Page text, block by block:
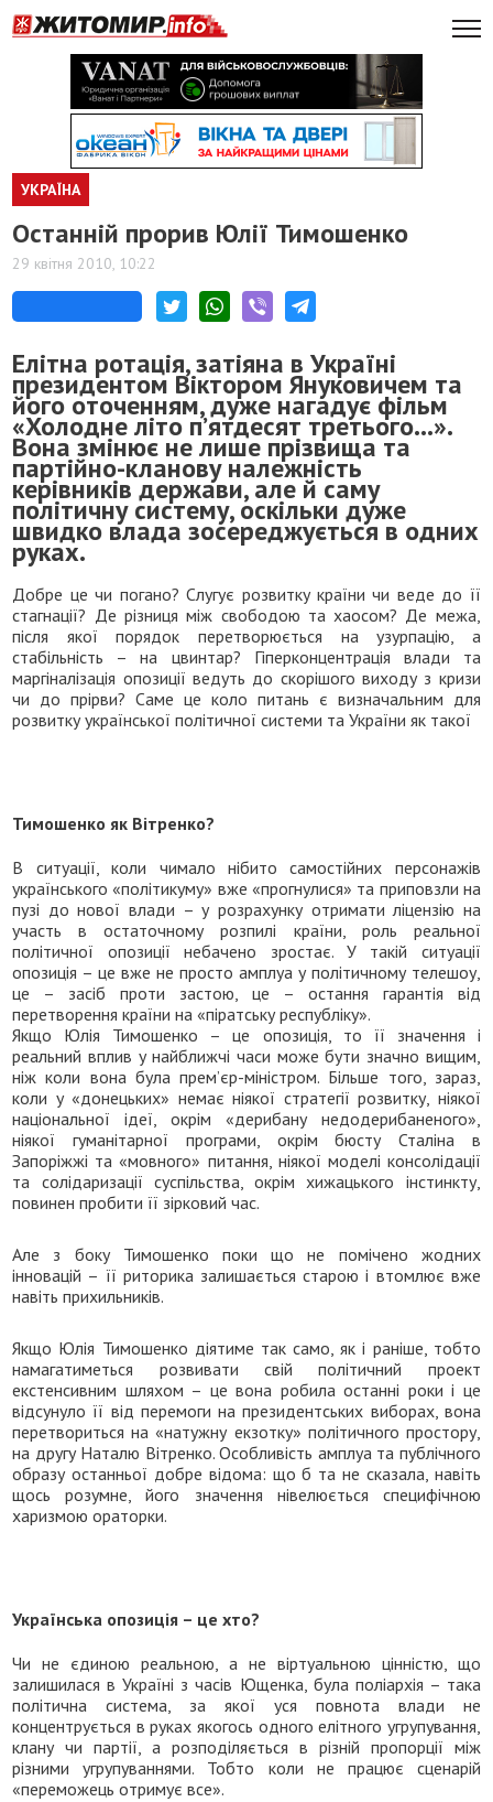
УКРАЇНА
Останній прорив Юлії Тимошенко
29 квітня 2010, 10:22
Елітна ротація, затіяна в Україні
президентом Віктором Януковичем та
його оточенням, дуже нагадує фільм
«Холодне літо п’ятдесят третього…».
Вона змінює не лише прізвища та
партійно-кланову належність
керівників держави, але й саму
політичну систему, оскільки дуже
швидко влада зосереджується в одних
руках.
Добре це чи погано? Слугує розвитку країни чи веде до її
стагнації? Де різниця між свободою та хаосом? Де межа,
після якої порядок перетворюється на узурпацію, а
стабільність – на цвинтар? Гіперконцентрація влади та
маргіналізація опозиції ведуть до скорішого виходу з кризи
чи до прірви? Саме це коло питань є визначальним для
розвитку української політичної системи та України як такої
Тимошенко як Вітренко?
В ситуації, коли чимало нібито самостійних персонажів
українського «політикуму» вже «прогнулися» та приповзли на
пузі до нової влади – у розрахунку отримати ліцензію на
участь в остаточному розпилі країни, роль реальної
політичної опозиції небачено зростає. У такій ситуації
опозиція – це вже не просто амплуа у політичному телешоу,
це – засіб проти застою, це – остання гарантія від
перетворення країни на «піратську республіку».
Якщо Юлія Тимошенко – це опозиція, то її значення і
реальний вплив у найближчі часи може бути значно вищим,
ніж коли вона була прем’єр-міністром. Більше того, зараз,
коли у «донецьких» немає ніякої стратегії розвитку, ніякої
національної ідеї, окрім «дерибану недодерибаненого»,
ніякої гуманітарної програми, окрім бюсту Сталіна в
Запоріжжі та «мовного» питання, ніякої моделі консолідації
та солідаризації суспільства, окрім хижацького інстинкту,
повинен пробити її зірковий час.
Але з боку Тимошенко поки що не помічено жодних
інновацій – її риторика залишається старою і втомлює вже
навіть прихильників.
Якщо Юлія Тимошенко діятиме так само, як і раніше, тобто
намагатиметься розвивати свій політичний проект
екстенсивним шляхом – це вона робила останні роки і це
відсунуло її від перемоги на президентських виборах, вона
перетвориться на «натужну екзотку» політичного простору,
на другу Наталю Вітренко. Особливість амплуа та публічного
образу останньої добре відома: що б та не сказала, навіть
щось розумне, його значення нівелюється специфічною
харизмою ораторки.
Українська опозиція – це хто?
Чи не єдиною реальною, а не віртуальною цінністю, що
залишилася в Україні з часів Ющенка, була поліархія – така
політична система, за якої уся повнота влади не
концентрується в руках якогось одного елітного угрупування,
клану чи партії, а розподіляється в різній пропорції між
різними угрупуваннями. Тобто коли не працює сценарій
«переможець отримує все».